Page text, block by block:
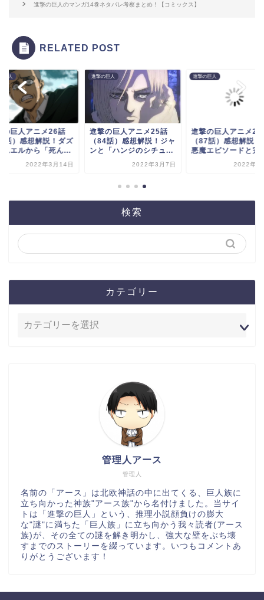
進撃の巨人のマンガ14巻ネタバレ考察まとめ！【コミックス】
RELATED POST
巨人
の巨人アニメ26話
話）感想解説！ダズ
ムエルから「死ん...
2022年3月14日
進撃の巨人
進撃の巨人アニメ25話
（84話）感想解説！ジャ
ンと「ハンジのシチュ...
2022年3月7日
進撃の巨人
進撃の巨人アニメ28
（87話）感想解説！
悪魔エピソードと完
2022年4
検索
カテゴリー
管理人
管理人アース
名前の「アース」は北欧神話の中に出てくる、巨人族に
立ち向かった神族"アース族"から名付けました。当サイ
トは「進撃の巨人」という、推理小説顔負けの膨大
な"謎"に満ちた「巨人族」に立ち向かう我々読者(アース
族)が、その全ての謎を解き明かし、強大な壁をぶち壊
すまでのストーリーを綴っています。いつもコメントあ
りがとうございます！